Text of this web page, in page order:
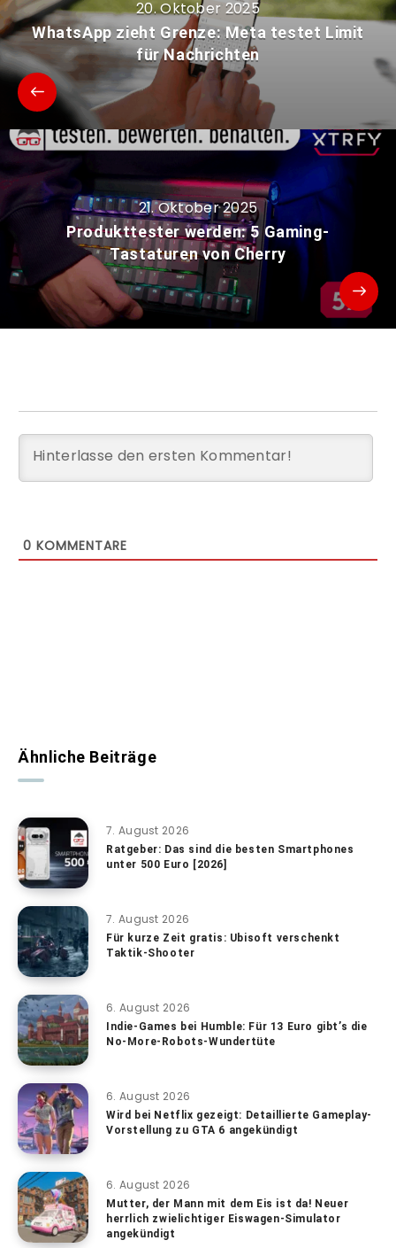
20. Oktober 2025
WhatsApp zieht Grenze: Meta testet Limit
für Nachrichten
21. Oktober 2025
Produkttester werden: 5 Gaming-
Tastaturen von Cherry
0 KOMMENTARE
Ähnliche Beiträge
7. August 2026
Ratgeber: Das sind die besten Smartphones
unter 500 Euro [2026]
7. August 2026
Für kurze Zeit gratis: Ubisoft verschenkt
Taktik-Shooter
6. August 2026
Indie-Games bei Humble: Für 13 Euro gibt’s die
No-More-Robots-Wundertüte
6. August 2026
Wird bei Netflix gezeigt: Detaillierte Gameplay-
Vorstellung zu GTA 6 angekündigt
6. August 2026
Mutter, der Mann mit dem Eis ist da! Neuer
herrlich zwielichtiger Eiswagen-Simulator
angekündigt